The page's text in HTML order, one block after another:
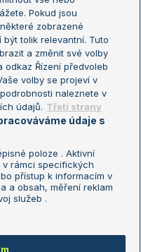
mistryň
soukromí
o zpracování osobních
Pokud jsou
zobrazené
tolik relevantní. Tuto
a změnit své volby
odkaz Řízení předvoleb
volby se projeví v
naleznete v
údajů. Třetí strany
údaje s
poloze . Aktivní
rámci specifických
přístup k informacím v
a obsah, měření reklam
služeb .